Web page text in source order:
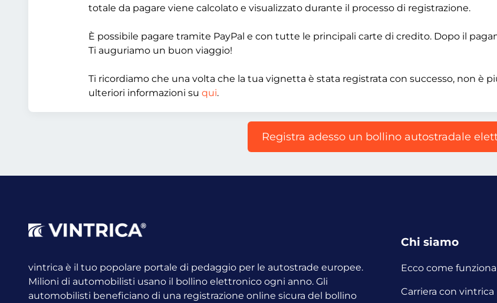
totale da pagare viene calcolato e visualizzato durante il processo di registrazione.
È possibile pagare tramite PayPal e con tutte le principali carte di credito. Dopo il
Ti auguriamo un buon viaggio!
Ti ricordiamo che una volta che la tua vignetta è stata registrata con successo, non è
ulteriori informazioni su qui.
Registra adesso un bollino autostradale
vintrica è il tuo popolare portale di pedaggio per le autostrade europee.
Milioni di automobilisti usano il bollino elettronico ogni anno. Gli
automobilisti beneficiano di una registrazione online sicura del bollino
Chi siamo
Ecco come funziona
Carriera con vintrica